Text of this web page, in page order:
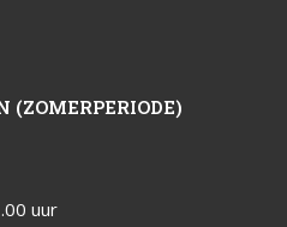
(ZOMERPERIODE)
uur